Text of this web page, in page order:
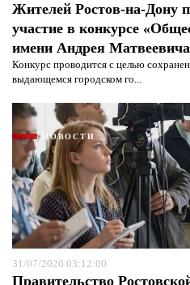
Жителей Ростов-на-Дону
участие в конкурсе
имени Андрея
Конкурс проводится с целью
выдающемся городском го...
НОВОСТИ
31/07/2026 03:12:00
Правительство